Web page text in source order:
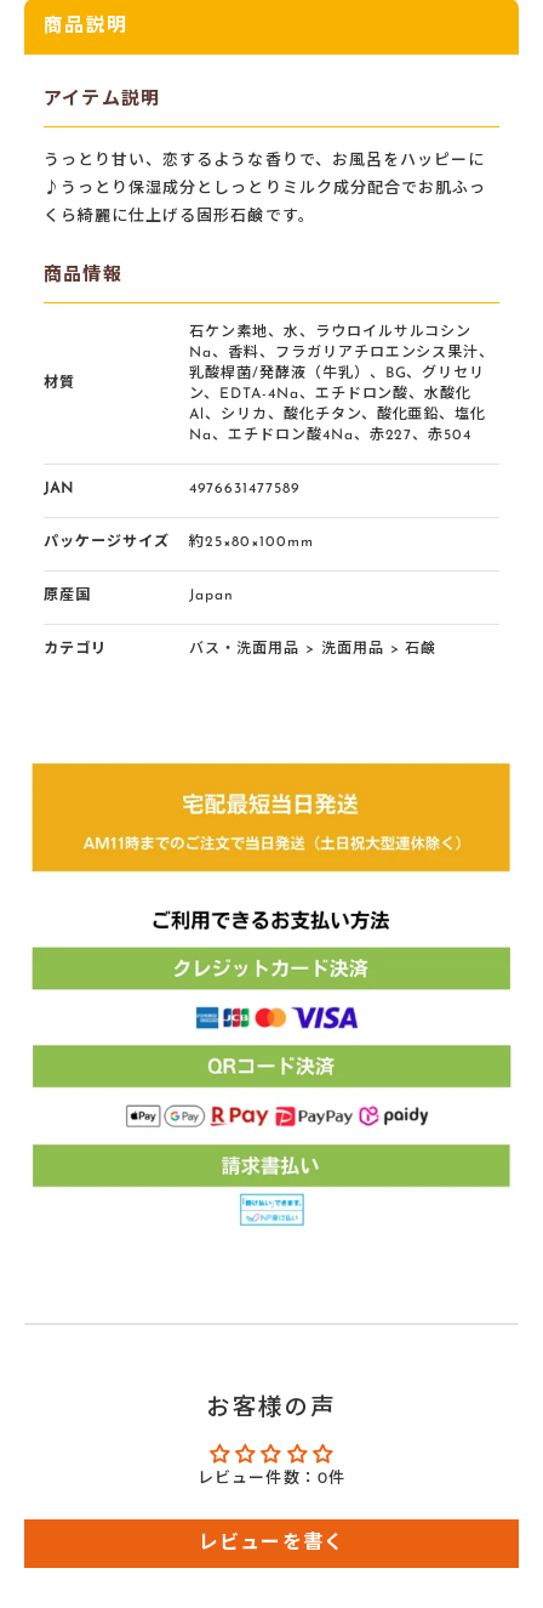
商品説明
アイテム説明
うっとり甘い、恋するような香りで、お風呂をハッピーに
♪うっとり保湿成分としっとりミルク成分配合でお肌ふっ
くら綺麗に仕上げる固形石鹸です。
商品情報
材質
石ケン素地、水、ラウロイルサルコシン
Na、香料、フラガリアチロエンシス果汁、
乳酸桿菌/発酵液（牛乳）、BG、グリセリ
ン、EDTA-4Na、エチドロン酸、水酸化
Al、シリカ、酸化チタン、酸化亜鉛、塩化
Na、エチドロン酸4Na、赤227、赤504
JAN 4976631477589
パッケージサイズ 約25×80×100mm
原産国 Japan
カテゴリ バス・洗面用品 > 洗面用品 >石鹸
お客様の声
レビュー件数：0件
レビューを書く